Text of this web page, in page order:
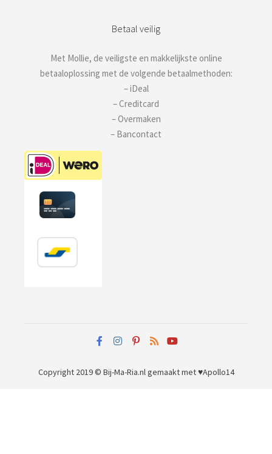
Betaal veilig
Met Mollie, de veiligste en makkelijkste online
betaaloplossing met de volgende betaalmethoden:
– iDeal
– Creditcard
– Overmaken
– Bancontact
Copyright 2019 © Bij-Ma-Ria.nlgemaakt met ♥Apollo14